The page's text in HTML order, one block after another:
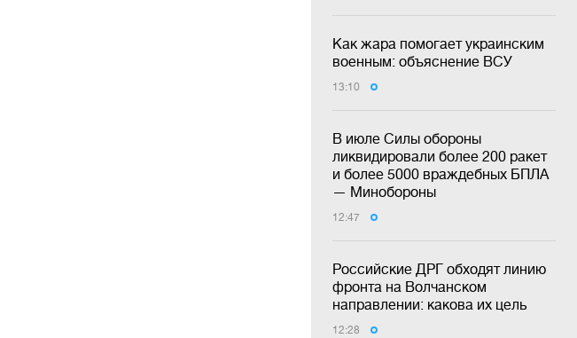
Как жара помогает украинским
военным: объяснение ВСУ
13:10
В июле Силы обороны
ликвидировали более 200 ракет
и более 5000 враждебных БПЛА
— Минобороны
12:47
Российские ДРГ обходят линию
фронта на Волчанском
направлении: какова их цель
12:28